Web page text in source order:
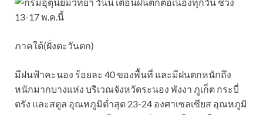
ภาคใต้(ฝั่งตะวันตก)
มีฝนฟ้าคะนอง ร้อยละ 40 ของพื้นที่ และมีฝนตกหนักถึง
หนักมากบางแห่ง บริเวณจังหวัดระนอง พังงา ภูเก็ต กระบี่
ตรัง และสตูล อุณหภูมิต่ำสุด 23-24 องศาเซลเซียส อุณหภูมิ